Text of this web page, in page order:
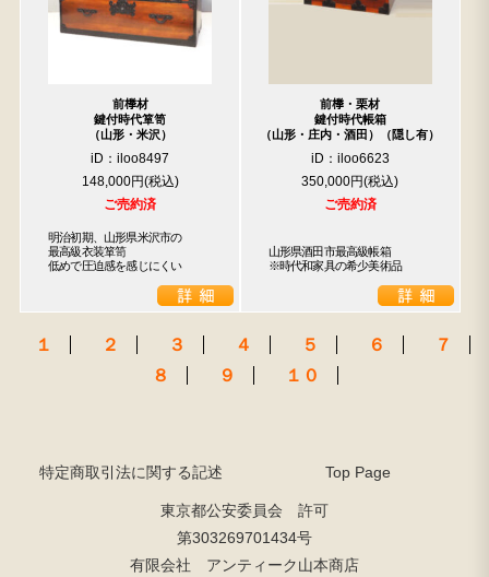
前﨔材
鍵付時代箪笥
（山形・米沢）
iD：iloo8497
148,000円
ご売約済
明治初期、山形県米沢市の
最高級衣装箪笥
低めで圧迫感を感じにくい
前﨔・栗材
鍵付時代帳箱
（山形・庄内・酒田）（隠し有）
iD：iloo6623
350,000円
ご売約済
山形県酒田市最高級帳箱
※時代和家具の希少美術品
１ ２ ３ ４ ５ ６
７
８
９ １０
特定商取引法に関する記述 Top Page
東京都公安委員会 許可
第303269701434号
有限会社 アンティーク山本商店